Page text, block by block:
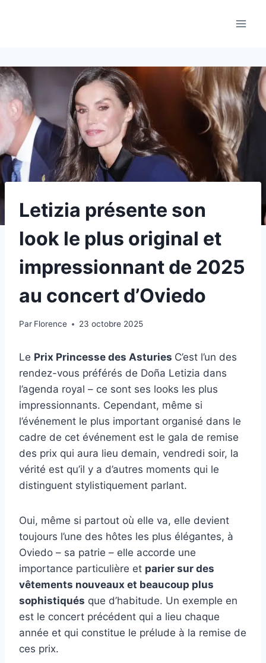
Letizia présente son
look le plus original et
impressionnant de 2025
au concert d’Oviedo
Par Florence 23 octobre 2025
Le Prix ​​​​Princesse des Asturies C’est l’un des
rendez-vous préférés de Doña Letizia dans
l’agenda royal – ce sont ses looks les plus
impressionnants. Cependant, même si
l’événement le plus important organisé dans le
cadre de cet événement est le gala de remise
des prix qui aura lieu demain, vendredi soir, la
vérité est qu’il y a d’autres moments qui le
distinguent stylistiquement parlant.
Oui, même si partout où elle va, elle devient
toujours l’une des hôtes les plus élégantes, à
Oviedo – sa patrie – elle accorde une
importance particulière et parier sur des
vêtements nouveaux et beaucoup plus
sophistiqués que d’habitude. Un exemple en
est le concert précédent qui a lieu chaque
année et qui constitue le prélude à la remise de
ces prix.